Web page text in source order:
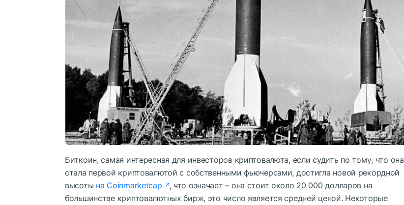
Биткоин, самая интересная для инвесторов криптовалюта, если судить по тому, что она
стала первой криптовалютой с собственными фьючерсами, достигла новой рекордной
высоты на Coinmarketcap
, что означает – она стоит около 20 000 долларов на
большинстве криптовалютных бирж, это число является средней ценой. Некоторые